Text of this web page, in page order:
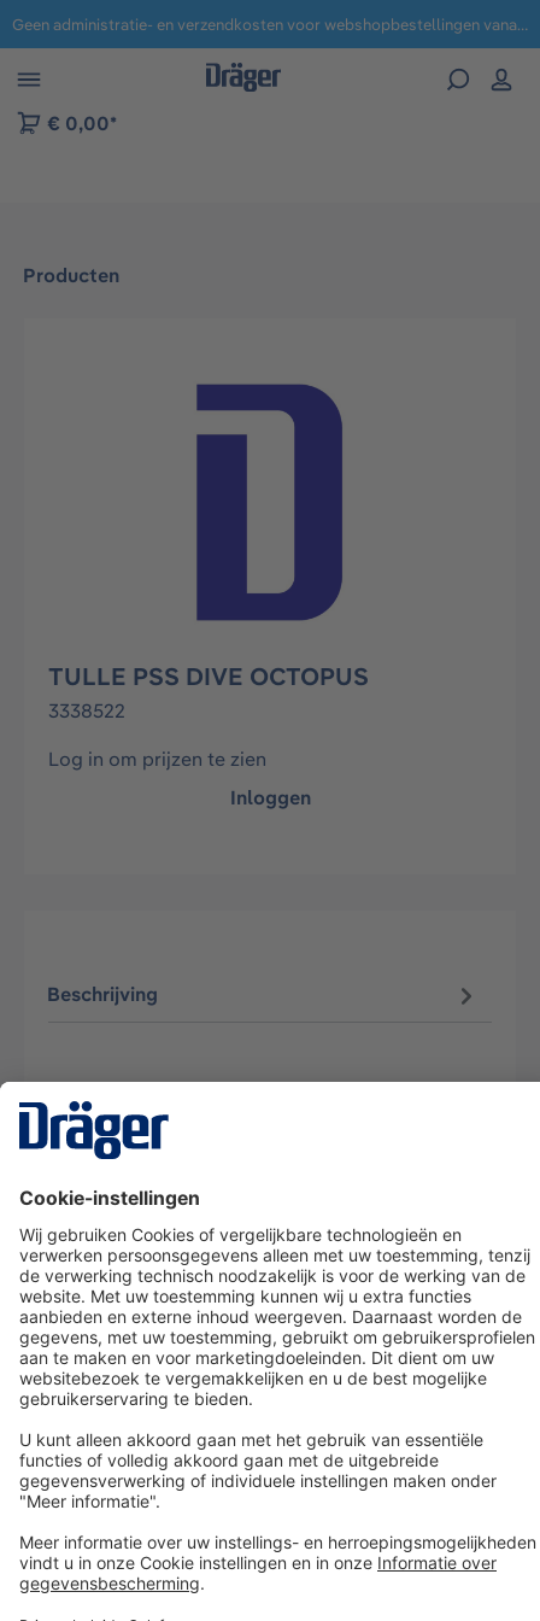
naar navigatie B2B-platform Geen administratie- en verzendkosten voor webshopbestellingen vanaf € 100,-.
€ 0,00*
Producten
Afbeeldingengalerij overslaan
TULLE PSS DIVE OCTOPUS
3338522
Log in om prijzen te zien
Inloggen
Beschrijving
Dräger klantenservice
Over Dräger
Bestellen in onze webshop
Community